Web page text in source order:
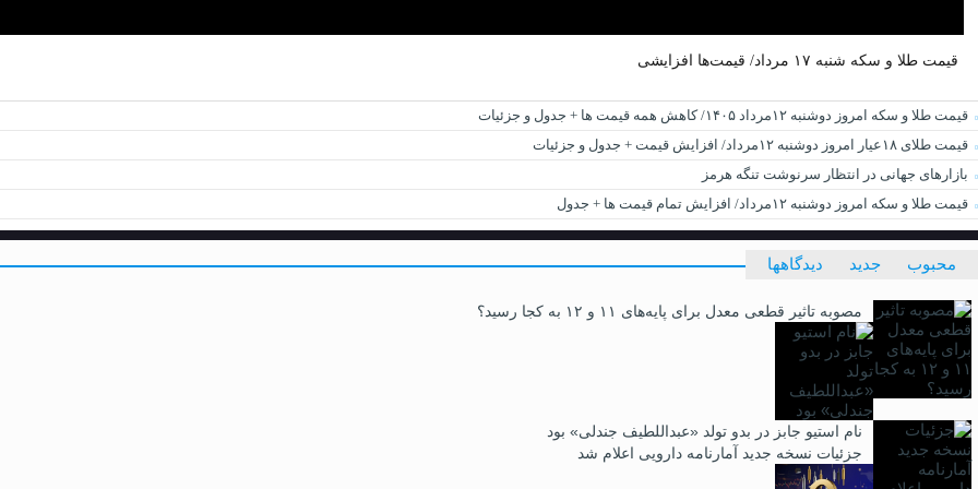
قیمت طلا و سکه شنبه ۱۷ مرداد/ قیمت‌ها افزایشی
قیمت طلا و سکه امروز دوشنبه ۱۲مرداد ۱۴۰۵/ کاهش همه قیمت ها + جدول و جزئیات
قیمت طلای ۱۸عیار امروز دوشنبه ۱۲مرداد/ افزایش قیمت + جدول و جزئیات
بازارهای جهانی در انتظار سرنوشت تنگه هرمز
قیمت طلا و سکه امروز دوشنبه ۱۲مرداد/ افزایش تمام قیمت ها + جدول
محبوب جدید دیدگاهها
مصوبه تاثیر قطعی معدل برای پایه‌های ۱۱ و ۱۲ به کجا رسید؟
نام استیو جابز در بدو تولد «عبداللطیف جندلی» بود
جزئیات نسخه جدید آمارنامه دارویی اعلام شد